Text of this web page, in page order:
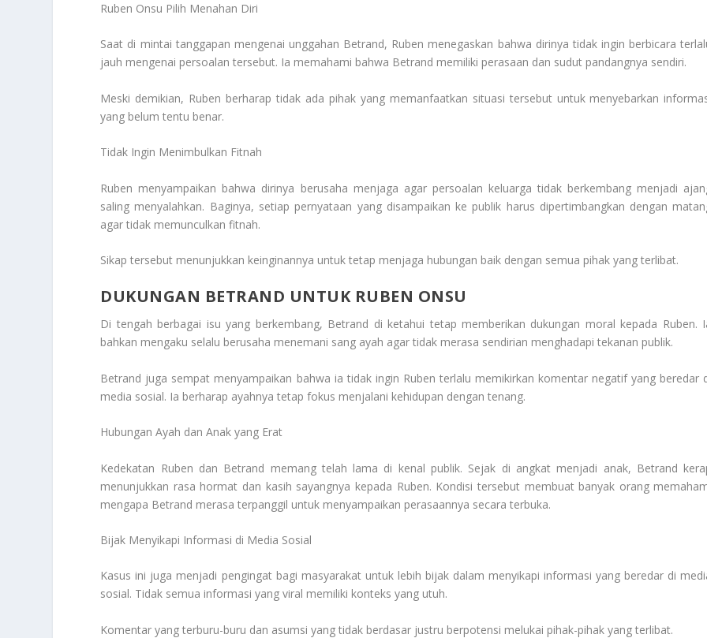
Ruben Onsu Pilih Menahan Diri
Saat di mintai tanggapan mengenai unggahan Betrand, Ruben menegaskan bahwa dirinya tidak ingin berbicara
jauh mengenai persoalan tersebut. Ia memahami bahwa Betrand memiliki perasaan dan sudut pandangnya sendiri.
Meski demikian, Ruben berharap tidak ada pihak yang memanfaatkan situasi tersebut untuk menyebarkan
yang belum tentu benar.
Tidak Ingin Menimbulkan Fitnah
Ruben menyampaikan bahwa dirinya berusaha menjaga agar persoalan keluarga tidak berkembang menjadi
saling menyalahkan. Baginya, setiap pernyataan yang disampaikan ke publik harus dipertimbangkan dengan
agar tidak memunculkan fitnah.
Sikap tersebut menunjukkan keinginannya untuk tetap menjaga hubungan baik dengan semua pihak yang terlibat.
DUKUNGAN BETRAND UNTUK RUBEN ONSU
Di tengah berbagai isu yang berkembang, Betrand di ketahui tetap memberikan dukungan moral kepada Ruben.
bahkan mengaku selalu berusaha menemani sang ayah agar tidak merasa sendirian menghadapi tekanan publik.
Betrand juga sempat menyampaikan bahwa ia tidak ingin Ruben terlalu memikirkan komentar negatif yang beredar
media sosial. Ia berharap ayahnya tetap fokus menjalani kehidupan dengan tenang.
Hubungan Ayah dan Anak yang Erat
Kedekatan Ruben dan Betrand memang telah lama di kenal publik. Sejak di angkat menjadi anak, Betrand
menunjukkan rasa hormat dan kasih sayangnya kepada Ruben. Kondisi tersebut membuat banyak orang
mengapa Betrand merasa terpanggil untuk menyampaikan perasaannya secara terbuka.
Bijak Menyikapi Informasi di Media Sosial
Kasus ini juga menjadi pengingat bagi masyarakat untuk lebih bijak dalam menyikapi informasi yang beredar di
sosial. Tidak semua informasi yang viral memiliki konteks yang utuh.
Komentar yang terburu-buru dan asumsi yang tidak berdasar justru berpotensi melukai pihak-pihak yang terlibat.